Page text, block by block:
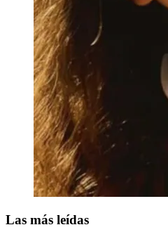
Las más leídas